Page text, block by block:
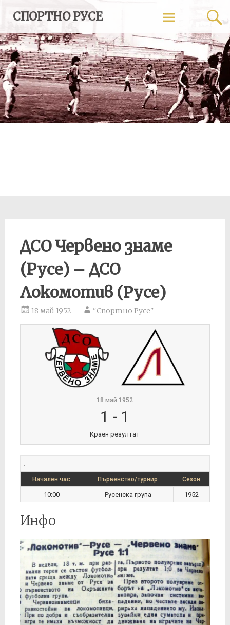
content
СПОРТНО РУСЕ
ДСО Червено знаме
(Русе) – ДСО
Локомотив (Русе)
18 май 1952 "Спортно Русе"
18 май 1952
1 - 1
Краен резултат
.
Начален час Първенство/турнир Сезон
10:00 Русенска група 1952
Инфо